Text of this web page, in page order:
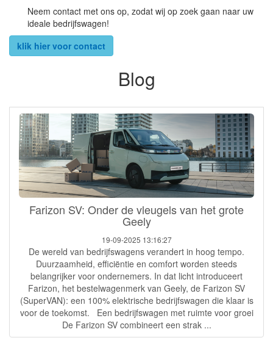
Neem contact met ons op, zodat wij op zoek gaan naar uw
ideale bedrijfswagen!
klik hier voor contact
Blog
Farizon SV: Onder de vleugels van het grote
Geely
19-09-2025 13:16:27
De wereld van bedrijfswagens verandert in hoog tempo.
Duurzaamheid, efficiëntie en comfort worden steeds
belangrijker voor ondernemers. In dat licht introduceert
Farizon, het bestelwagenmerk van Geely, de Farizon SV
(SuperVAN): een 100% elektrische bedrijfswagen die klaar is
voor de toekomst. Een bedrijfswagen met ruimte voor groei
De Farizon SV combineert een strak ...